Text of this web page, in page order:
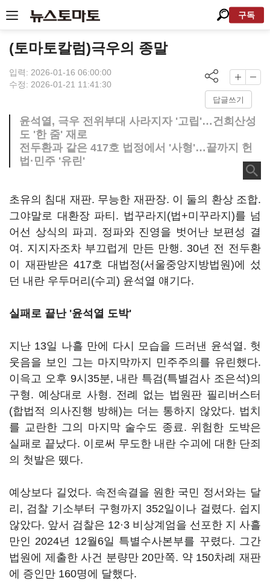
구독
(토마토칼럼)극우의 종말
입력: 2026-01-16 06:00:00
수정: 2026-01-21 11:41:30
답글쓰기
윤석열, 극우 전위부대 사라지자 '고립'…건희산성
도 '한 줌' 재로
전두환과 같은 417호 법정에서 '사형'…끝까지 헌
법·민주 '유린'
초유의 침대 재판. 무능한 재판장. 이 둘의 환상 조합.
그야말로 대환장 파티. 법꾸라지(법+미꾸라지)를 넘
어선 상식의 파괴. 정파와 진영을 벗어난 보편성 결
여. 지지자조차 부끄럽게 만든 만행. 30년 전 전두환
이 재판받은 417호 대법정(서울중앙지방법원)에 섰
던 내란 우두머리(수괴) 윤석열 얘기다.
실패로 끝난 '윤석열 도박'
지난 13일 나흘 만에 다시 모습을 드러낸 윤석열. 헛
웃음을 보인 그는 마지막까지 민주주의를 유린했다.
이윽고 오후 9시35분, 내란 특검(특별검사 조은석)의
구형. 예상대로 사형. 전례 없는 법원판 필리버스터
(합법적 의사진행 방해)는 더는 통하지 않았다. 법치
를 교란한 그의 마지막 술수도 종료. 위험한 도박은
실패로 끝났다. 이로써 무도한 내란 수괴에 대한 단죄
의 첫발은 뗐다.
예상보다 길었다. 속전속결을 원한 국민 정서와는 달
리, 검찰 기소부터 구형까지 352일이나 걸렸다. 쉽지
않았다. 앞서 검찰은 12·3 비상계엄을 선포한 지 사흘
만인 2024년 12월6일 특별수사본부를 꾸렸다. 그간
법원에 제출한 사건 분량만 20만쪽. 약 150차례 재판
에 증인만 160명에 달했다.